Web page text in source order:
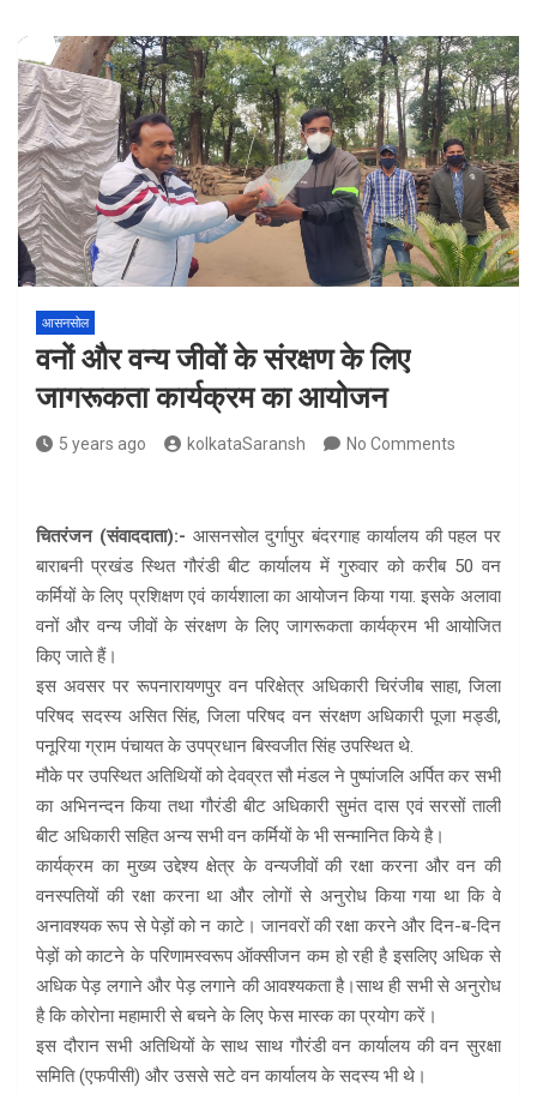
आसनसोल
वनों और वन्य जीवों के संरक्षण के लिए
जागरूकता कार्यक्रम का आयोजन
5 years ago kolkataSaransh No Comments
चितरंजन (संवाददाता):- आसनसोल दुर्गापुर बंदरगाह कार्यालय की पहल पर
बाराबनी प्रखंड स्थित गौरंडी बीट कार्यालय में गुरुवार को करीब 50 वन
कर्मियों के लिए प्रशिक्षण एवं कार्यशाला का आयोजन किया गया. इसके अलावा
वनों और वन्य जीवों के संरक्षण के लिए जागरूकता कार्यक्रम भी आयोजित
किए जाते हैं।
इस अवसर पर रूपनारायणपुर वन परिक्षेत्र अधिकारी चिरंजीब साहा, जिला
परिषद सदस्य असित सिंह, जिला परिषद वन संरक्षण अधिकारी पूजा मड्डी,
पनूरिया ग्राम पंचायत के उपप्रधान बिस्वजीत सिंह उपस्थित थे.
मौके पर उपस्थित अतिथियों को देवव्रत सौ मंडल ने पुष्पांजलि अर्पित कर सभी
का अभिनन्दन किया तथा गौरंडी बीट अधिकारी सुमंत दास एवं सरसों ताली
बीट अधिकारी सहित अन्य सभी वन कर्मियों के भी सन्मानित किये है।
कार्यक्रम का मुख्य उद्देश्य क्षेत्र के वन्यजीवों की रक्षा करना और वन की
वनस्पतियों की रक्षा करना था और लोगों से अनुरोध किया गया था कि वे
अनावश्यक रूप से पेड़ों को न काटे। जानवरों की रक्षा करने और दिन-ब-दिन
पेड़ों को काटने के परिणामस्वरूप ऑक्सीजन कम हो रही है इसलिए अधिक से
अधिक पेड़ लगाने और पेड़ लगाने की आवश्यकता है।साथ ही सभी से अनुरोध
है कि कोरोना महामारी से बचने के लिए फेस मास्क का प्रयोग करें।
इस दौरान सभी अतिथियों के साथ साथ गौरंडी वन कार्यालय की वन सुरक्षा
समिति (एफपीसी) और उससे सटे वन कार्यालय के सदस्य भी थे।